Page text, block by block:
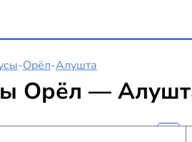
-Орёл-Алушта
Орёл —